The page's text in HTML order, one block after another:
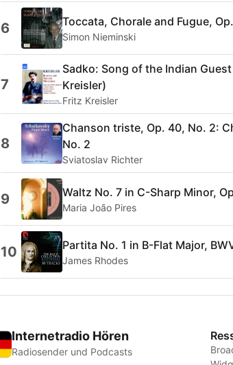
6 Toccata, Chorale and Fugue,
Simon Nieminski
7
Sadko: Song of the Indian
Kreisler)
Fritz Kreisler
8
Chanson triste, Op. 40, No. 2:
No. 2
Sviatoslav Richter
9 Waltz No. 7 in C-Sharp Minor,
Maria João Pires
10 Partita No. 1 in B-Flat Major,
James Rhodes
Internetradio Hören
Radiosender und Podcasts